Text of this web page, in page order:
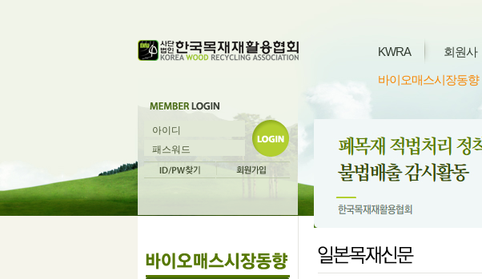
KWRA 회원사
바이오매스시장동향